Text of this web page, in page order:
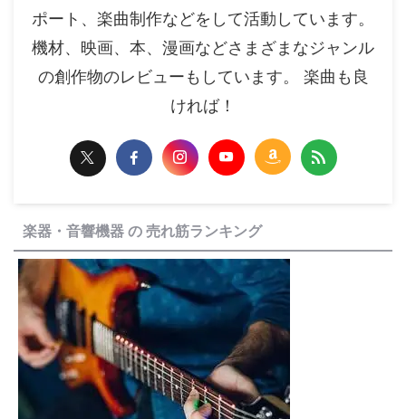
ポート、楽曲制作などをして活動しています。
機材、映画、本、漫画などさまざまなジャンル
の創作物のレビューもしています。 楽曲も良
ければ！
楽器・音響機器 の 売れ筋ランキング